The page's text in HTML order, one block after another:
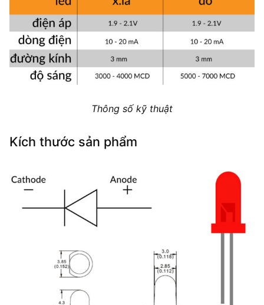
Thông số kỹ thuật
Kích thước sản phẩm